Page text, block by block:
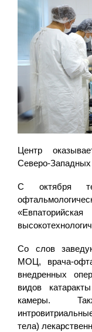
Центр
Северо-
С октября
Со слов
МОЦ, врача-
внедренных
видов
камеры.
тела)